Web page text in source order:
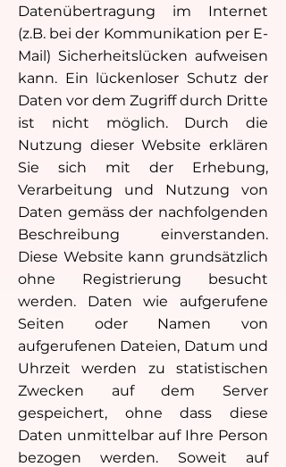
Datenübertragung im Internet
(z.B. bei der Kommunikation per E-
Mail) Sicherheitslücken aufweisen
kann. Ein lückenloser Schutz der
Daten vor dem Zugriff durch Dritte
ist nicht möglich. Durch die
Nutzung dieser Website erklären
Sie sich mit der Erhebung,
Verarbeitung und Nutzung von
Daten gemäss der nachfolgenden
Beschreibung einverstanden.
Diese Website kann grundsätzlich
ohne Registrierung besucht
werden. Daten wie aufgerufene
Seiten oder Namen von
aufgerufenen Dateien, Datum und
Uhrzeit werden zu statistischen
Zwecken auf dem Server
gespeichert, ohne dass diese
Daten unmittelbar auf Ihre Person
bezogen werden. Soweit auf